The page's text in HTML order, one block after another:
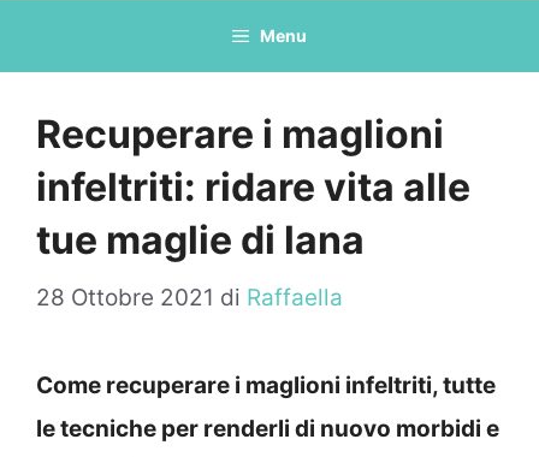
Menu
Recuperare i maglioni
infeltriti: ridare vita alle
tue maglie di lana
28 Ottobre 2021 di Raffaella
Come recuperare i maglioni infeltriti, tutte
le tecniche per renderli di nuovo morbidi e